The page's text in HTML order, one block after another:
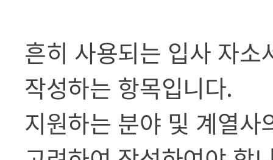
흔히 사용되는 입사 자소
작성하는 항목입니다.
지원하는 분야 및 계열